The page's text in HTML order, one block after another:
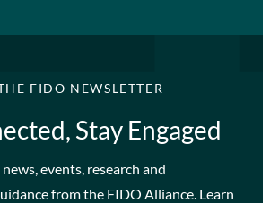
FIDO NEWSLETTER
Stay Engaged
events, research and
from the FIDO Alliance. Learn